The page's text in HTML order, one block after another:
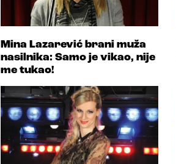
Mina Lazarević brani muža
nasilnika: Samo je vikao, nije
me tukao!